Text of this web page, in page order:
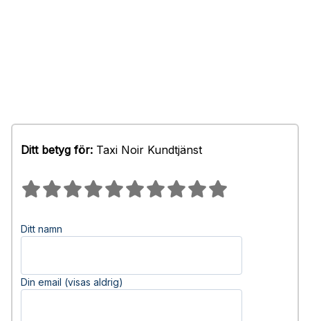
Ditt betyg för: Taxi Noir Kundtjänst
Ditt namn
Din email (visas aldrig)